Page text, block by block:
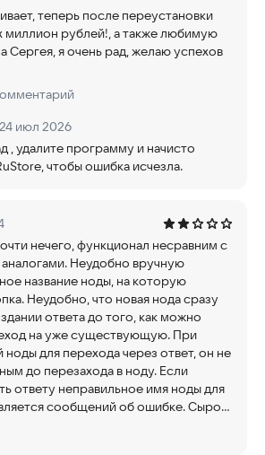
теперь после переустановки
миллион рублей!, а также любимую
Сергея, я очень рад, желаю успехов
24 июл 2026
, удалите программу и начисто
чтобы ошибка исчезла.
нечего, функционал несравним с
Неудобно вручную
название ноды, на которую
Неудобно, что новая нода сразу
ответа до того, как можно
на уже существующую. При
ноды для перехода через ответ, он не
до перезахода в ноду. Если
ответу неправильное имя ноды для
сообщений об ошибке. Сыро...